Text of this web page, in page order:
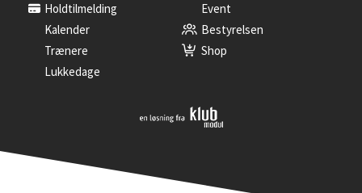
Holdtilmelding
Event
Kalender
Bestyrelsen
Trænere
Shop
Lukkedage